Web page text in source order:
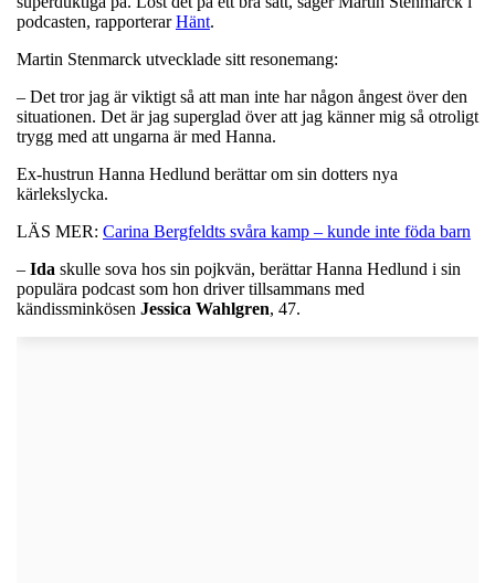
podcasten, rapporterarHänt.
Martin Stenmarck utvecklade sitt resonemang:
– Det tror jag är viktigt så att man inte har någon ångest över den
situationen. Det är jag superglad över att jag känner mig så otroligt
trygg med att ungarna är med Hanna.
Ex-hustrun Hanna Hedlund berättar om sin dotters nya
kärlekslycka.
LÄS MER: Carina Bergfeldts svåra kamp – kunde inte föda barn
– Ida skulle sova hos sin pojkvän, berättar Hanna Hedlund i sin
populära podcast som hon driver tillsammans med
kändissminkösen Jessica Wahlgren, 47.